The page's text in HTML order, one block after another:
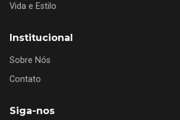
Vida e Estilo
Institucional
Sobre Nós
Contato
Siga-nos